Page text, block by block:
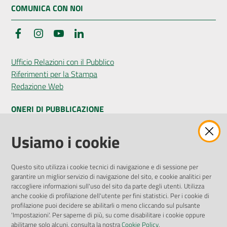
COMUNICA CON NOI
FacebookInstagramYouTube
Ufficio Relazioni con il Pubblico
Riferimenti per la Stampa
Redazione Web
ONERI DI PUBBLICAZIONE
Amministrazione Trasparente
Pubblicità legale
Privacy Policy
Attuazione Misure PNRR
Liste di Attesa
ENTI, IMPRESE E PARTNER
Usiamo i cookie
Questo sito utilizza i cookie tecnici di navigazione e di sessione per
garantire un miglior servizio di navigazione del sito, e cookie analitici per
raccogliere informazioni sull'uso del sito da parte degli utenti. Utilizza
anche cookie di profilazione dell'utente per fini statistici. Per i cookie di
profilazione puoi decidere se abilitarli o meno cliccando sul pulsante
'Impostazioni'. Per saperne di più, su come disabilitare i cookie oppure
abilitarne solo alcuni, consulta la nostraCookie Policy.